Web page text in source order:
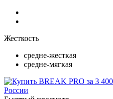
Жесткость
средне-жесткая
средне-мягкая